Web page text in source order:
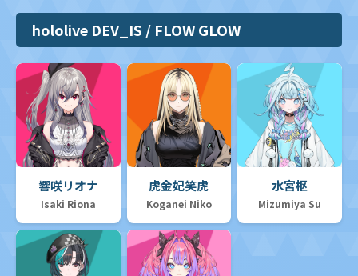
hololive DEV_IS / FLOW GLOW
響咲リオナ
Isaki Riona
虎金妃笑虎
Koganei Niko
水宮枢
Mizumiya Su